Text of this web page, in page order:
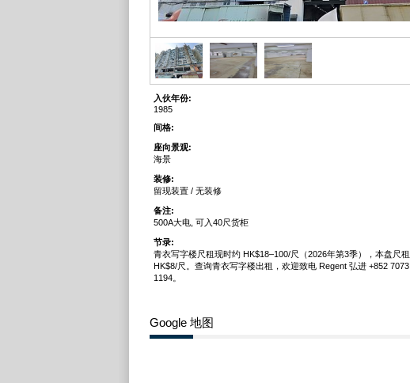
入伙年份:
1985
间格:
座向景观:
海景
装修:
留现装置 / 无装修
备注:
500A大电, 可入40尺货柜
节录:
青衣写字楼尺租现时约 HK$18–100/尺（2026年第3季），本盘尺租
HK$8/尺。查询青衣写字楼出租，欢迎致电 Regent 弘进 +852 7073
1194。
Google 地图